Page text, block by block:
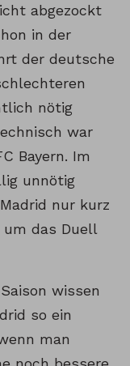
abgezockt
in der
der deutsche
nötig
war
Bayern. Im
unnötig
nur kurz
das Duell
wissen
so ein
man